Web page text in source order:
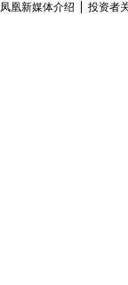
凤凰新媒体介绍 投资者